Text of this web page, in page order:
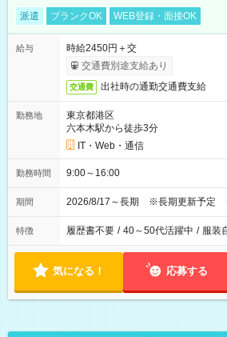
派遣 ブランクOK WEB登録・面接OK
給与
時給2450円＋交
交通費別途支給あり
交通費 出社時の通勤交通費支給
勤務地
東京都港区
六本木駅から徒歩3分
IT・Web・通信
勤務時間 9:00～16:00
期間 2026/8/17～長期 ※長期更新予定
特徴 履歴書不要 / 40～50代活躍中 / 服装
気になる！ 応募する